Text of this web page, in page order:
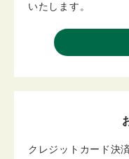
いたします。
クレジットカード決